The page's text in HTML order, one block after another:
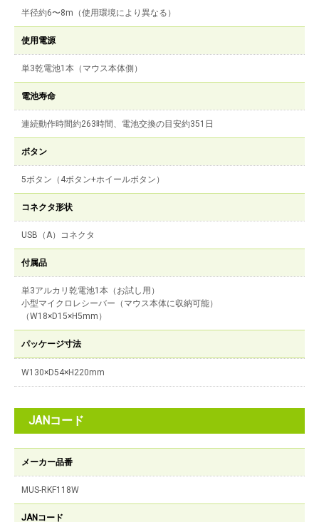
半径約6〜8m（使用環境により異なる）
使用電源
単3乾電池1本（マウス本体側）
電池寿命
連続動作時間約263時間、電池交換の目安約351日
ボタン
5ボタン（4ボタン+ホイールボタン）
コネクタ形状
USB（A）コネクタ
付属品
単3アルカリ乾電池1本（お試し用）
小型マイクロレシーバー（マウス本体に収納可能）
（W18×D15×H5mm）
パッケージ寸法
W130×D54×H220mm
JANコード
メーカー品番
MUS-RKF118W
JANコード